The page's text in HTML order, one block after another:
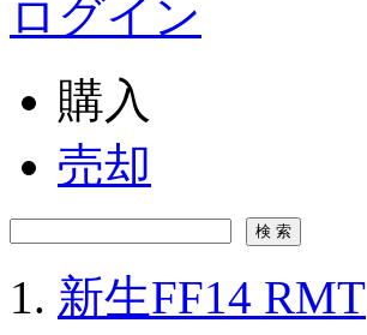
ログイン
購入
売却
新生FF14 RMT